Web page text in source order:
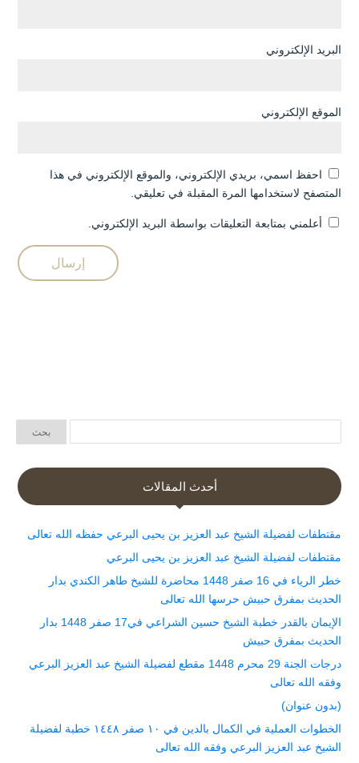
البريد الإلكتروني
الموقع الإلكتروني
احفظ اسمي، بريدي الإلكتروني، والموقع الإلكتروني في هذا
المتصفح لاستخدامها المرة المقبلة في تعليقي.
أعلمني بمتابعة التعليقات بواسطة البريد الإلكتروني.
أحدث المقالات
مقتطفات لفضيلة الشيخ عبد العزيز بن يحيى البرعي حفظه الله تعالى
مقتطفات لفضيلة الشيخ عبد العزيز بن يحيى البرعي
خطر الرياء في 16 صفر 1448 محاضرة للشيخ طاهر الكندي بدار
الحديث بمفرق حبيش حرسها الله تعالى
الإيمان بالقدر خطبة الشيخ حسين الشراعي في17 صفر 1448 بدار
الحديث بمفرق حبيش
درجات الجنة 29 محرم 1448 مقطع لفضيلة الشيخ عبد العزيز البرعي
وفقه الله تعالى
(بدون عنوان)
الخطوات العملية في الكمال بالدين في ١٠ صفر ١٤٤٨ خطبة لفضيلة
الشيخ عبد العزيز البرعي وفقه الله تعالى